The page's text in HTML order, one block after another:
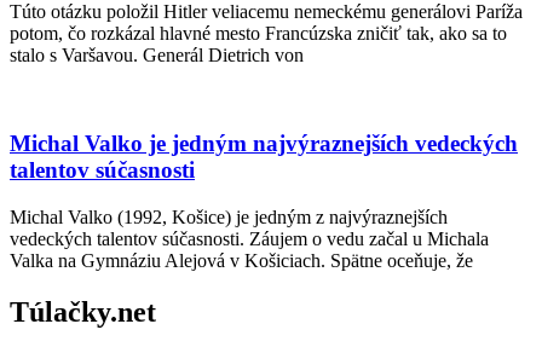
Túto otázku položil Hitler veliacemu nemeckému generálovi Paríža
potom, čo rozkázal hlavné mesto Francúzska zničiť tak, ako sa to
stalo s Varšavou. Generál Dietrich von
Michal Valko je jedným najvýraznejších vedeckých
talentov súčasnosti
Michal Valko (1992, Košice) je jedným z najvýraznejších
vedeckých talentov súčasnosti. Záujem o vedu začal u Michala
Valka na Gymnáziu Alejová v Košiciach. Spätne oceňuje, že
Túlačky.net